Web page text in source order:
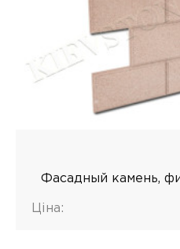
Фасадный камень,
Ціна: